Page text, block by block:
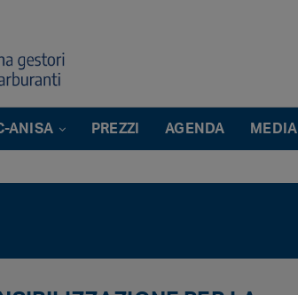
ANISA PREZZI AGENDA MEDIA